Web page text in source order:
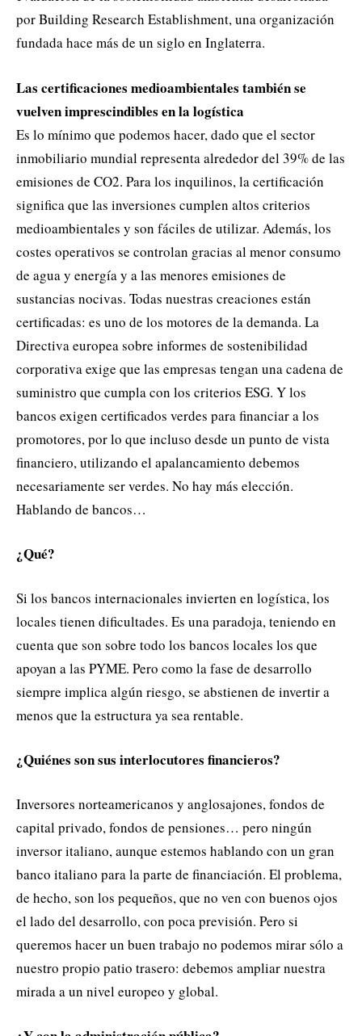
por Building Research Establishment, una organización
fundada hace más de un siglo en Inglaterra.
Las certificaciones medioambientales también se
vuelven imprescindibles en la logística
Es lo mínimo que podemos hacer, dado que el sector
inmobiliario mundial representa alrededor del 39% de las
emisiones de CO2. Para los inquilinos, la certificación
significa que las inversiones cumplen altos criterios
medioambientales y son fáciles de utilizar. Además, los
costes operativos se controlan gracias al menor consumo
de agua y energía y a las menores emisiones de
sustancias nocivas. Todas nuestras creaciones están
certificadas: es uno de los motores de la demanda. La
Directiva europea sobre informes de sostenibilidad
corporativa exige que las empresas tengan una cadena de
suministro que cumpla con los criterios ESG. Y los
bancos exigen certificados verdes para financiar a los
promotores, por lo que incluso desde un punto de vista
financiero, utilizando el apalancamiento debemos
necesariamente ser verdes. No hay más elección.
Hablando de bancos…
¿Qué?
Si los bancos internacionales invierten en logística, los
locales tienen dificultades. Es una paradoja, teniendo en
cuenta que son sobre todo los bancos locales los que
apoyan a las PYME. Pero como la fase de desarrollo
siempre implica algún riesgo, se abstienen de invertir a
menos que la estructura ya sea rentable.
¿Quiénes son sus interlocutores financieros?
Inversores norteamericanos y anglosajones, fondos de
capital privado, fondos de pensiones… pero ningún
inversor italiano, aunque estemos hablando con un gran
banco italiano para la parte de financiación. El problema,
de hecho, son los pequeños, que no ven con buenos ojos
el lado del desarrollo, con poca previsión. Pero si
queremos hacer un buen trabajo no podemos mirar sólo a
nuestro propio patio trasero: debemos ampliar nuestra
mirada a un nivel europeo y global.